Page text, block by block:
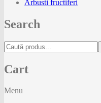
Arbusti fructiferi
Search
Cart
Menu